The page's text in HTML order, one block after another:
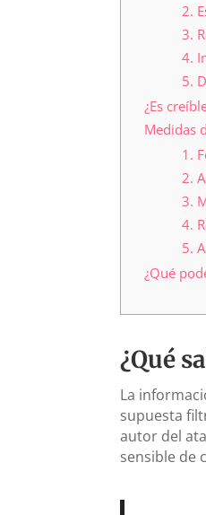
2.
3.
4.
5.
¿Es
Medidas
1.
2.
3.
4.
5.
¿Qué
¿Qué
La
supuesta
autor del
sensible de